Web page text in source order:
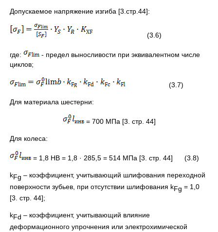
Допускаемое напряжение изгиба [3.стр.44]:
(3.6)
где:
- предел выносливости при эквивалентном числе
циклов;
(3.7)
Для материала шестерни:
= 700 МПа [3. стр. 44]
Для колеса:
= 1,8 НВ = 1,8 · 285,5 = 514 МПа [3. стр. 44] (3.8)
kFg – коэффициент, учитывающий шлифования переходной
поверхности зубьев, при отсутствии шлифования kFg = 1,0
[3. стр. 44];
kFd – коэффициент, учитывающий влияние
деформационного упрочнения или электрохимической